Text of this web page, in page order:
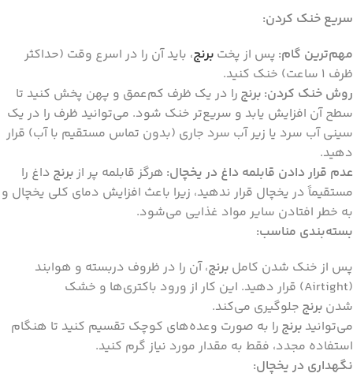
سریع خنک کردن:
مهم‌ترین گام: پس از پخت برنج، باید آن را در اسرع وقت (حداکثر
ظرف 1 ساعت) خنک کنید.
روش خنک کردن: برنج را در یک ظرف کم‌عمق و پهن پخش کنید تا
سطح آن افزایش یابد و سریع‌تر خنک شود. می‌توانید ظرف را در یک
سینی آب سرد یا زیر آب سرد جاری (بدون تماس مستقیم با آب) قرار
دهید.
عدم قرار دادن قابلمه داغ در یخچال: هرگز قابلمه پر ازبرنج داغ را
مستقیماً در یخچال قرار ندهید، زیرا باعث افزایش دمای کلی یخچال و
به خطر افتادن سایر مواد غذایی می‌شود.
بسته‌بندی مناسب:
پس از خنک شدن کامل برنج، آن را در ظروف دربسته و هوابند
(Airtight) قرار دهید. این کار از ورود باکتری‌ها و خشک
شدن برنج جلوگیری می‌کند.
می‌توانید برنج را به صورت وعده‌های کوچک تقسیم کنید تا هنگام
استفاده مجدد، فقط به مقدار مورد نیاز گرم کنید.
نگهداری در یخچال: